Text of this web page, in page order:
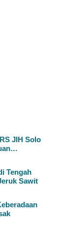
JIH Solo
Tengah
Sawit